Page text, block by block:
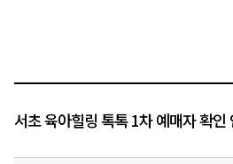
서초 육아힐링 톡톡 1차 예매자 확인